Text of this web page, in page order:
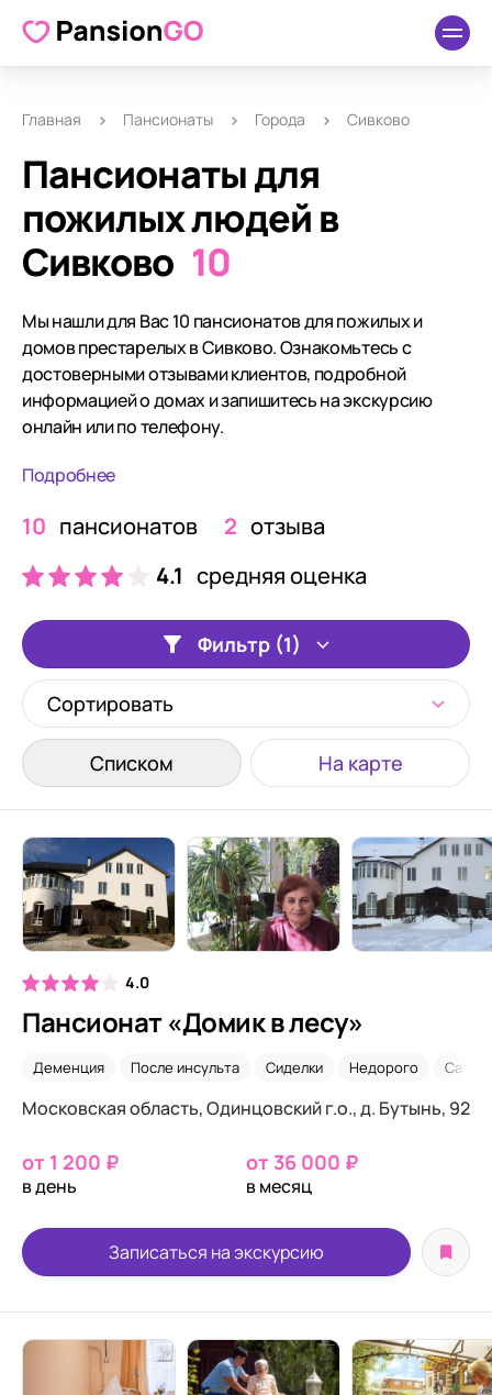
Главная Пансионаты Города Сивково
Пансионаты для
пожилых людей в
Сивково 10
Мы нашли для Вас 10 пансионатов для пожилых и
домов престарелых в Сивково. Ознакомьтесь с
достоверными отзывами клиентов, подробной
информацией о домах и запишитесь на экскурсию
онлайн или по телефону.
Подробнее
10 пансионатов 2 отзыва
4.1 средняя оценка
Фильтр (1)
Сортировать
Списком На карте
4.0
Пансионат «Домик в лесу»
Деменция После инсульта Сиделки Недорого
Московская область, Одинцовский г.о., д. Бутынь, 92
от 1 200 ₽
в день
от 36 000 ₽
в месяц
Записаться на экскурсию